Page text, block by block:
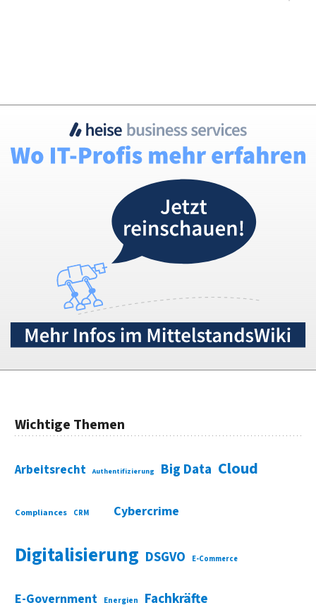
Wichtige Themen
Arbeitsrecht Authentifizierung Big Data Cloud
Compliances CRM Cybercrime
Digitalisierung DSGVO E-Commerce
E-Government Energien Fachkräfte